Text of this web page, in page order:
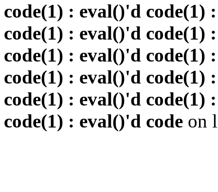
code(1) : eval()'d code(1)
code(1) : eval()'d code(1)
code(1) : eval()'d code(1)
code(1) : eval()'d code(1)
code(1) : eval()'d code(1)
code(1) : eval()'d code on